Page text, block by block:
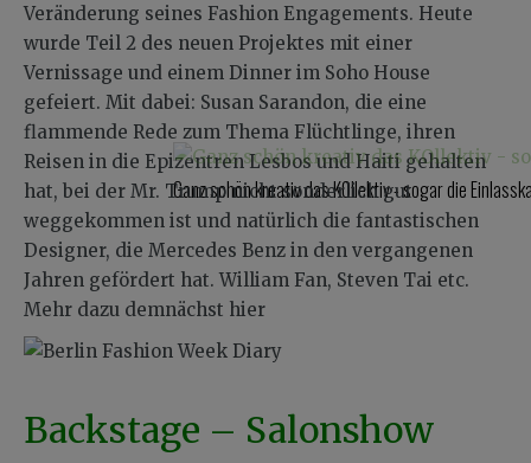
Ganz schön kreativ das KOllektiv - sogar die
Veränderung seines Fashion Engagements. Heute
wurde Teil 2 des neuen Projektes mit einer
Vernissage und einem Dinner im Soho House
gefeiert. Mit dabei: Susan Sarandon, die eine
flammende Rede zum Thema Flüchtlinge, ihren
Reisen in die Epizentren Lesbos und Haiti gehalten
hat, bei der Mr. Trump nicht sonderlich gut
weggekommen ist und natürlich die fantastischen
Designer, die Mercedes Benz in den vergangenen
Jahren gefördert hat. William Fan, Steven Tai etc.
Mehr dazu demnächst hier
Backstage – Salonshow